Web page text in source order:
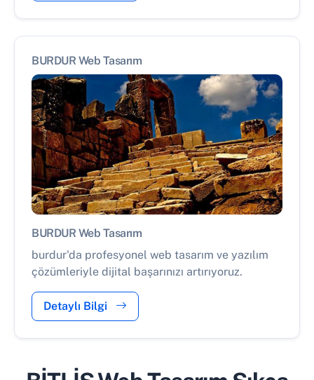
BURDUR Web Tasarım
BURDUR Web Tasarım
burdur'da profesyonel web tasarım ve yazılım
çözümleriyle dijital başarınızı artırıyoruz.
Detaylı Bilgi